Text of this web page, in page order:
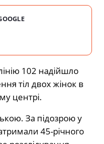
102 надійшло
тіл двох жінок в
центрі.
За підозрою у
45-річного